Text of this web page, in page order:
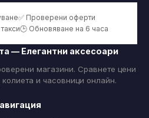
✅ Проверени оферти
🕒 Обновяване на 6 часа
— Елегантни аксесоари
магазини. Сравнете цени
и часовници онлайн.